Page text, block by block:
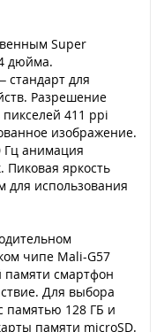
Super
дюйма.
стандарт для
Разрешение
пикселей 411 ppi
изображение.
Гц анимация
Пиковая яркость
для использования
чипе Mali-G57
памяти смартфон
Для выбора
памятью 128 ГБ и
памяти microSD.